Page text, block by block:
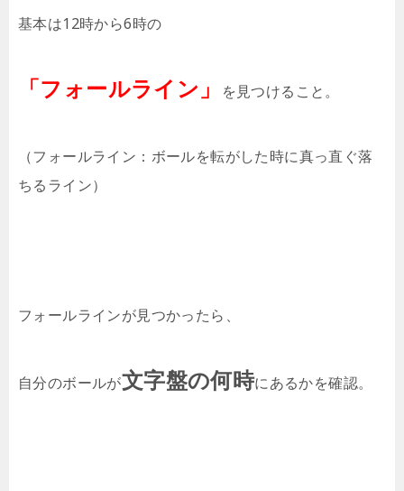
基本は12時から6時の
「フォールライン」 を見つけること。
（フォールライン：ボールを転がした時に真っ直ぐ落
ちるライン）
フォールラインが見つかったら、
自分のボールが文字盤の何時にあるかを確認。